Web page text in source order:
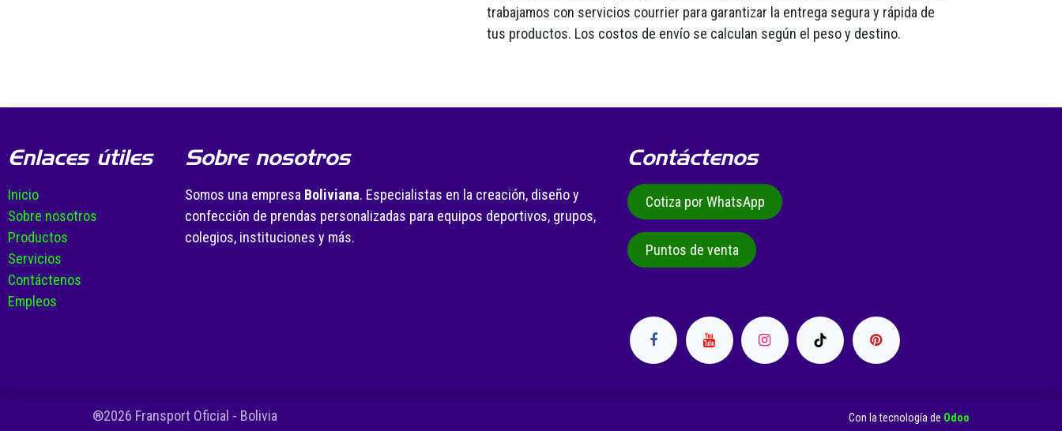
trabajamos con servicios courrier para garantizar la entrega segura y rápida de
tus productos. Los costos de envío se calculan según el peso y destino.
Enlaces útiles
Inicio
Sobre nosotros
Productos
Servicios
Contáctenos
Empleos
Sobre nosotros
Somos una empresa Boliviana. Especialistas en la creación, diseño y
confección de prendas personalizadas para equipos deportivos, grupos,
colegios, instituciones y más.
Contáctenos
Cotiza por WhatsApp
Puntos de venta
®2026 Fransport Oficial - Bolivia Con la tecnología de Odoo